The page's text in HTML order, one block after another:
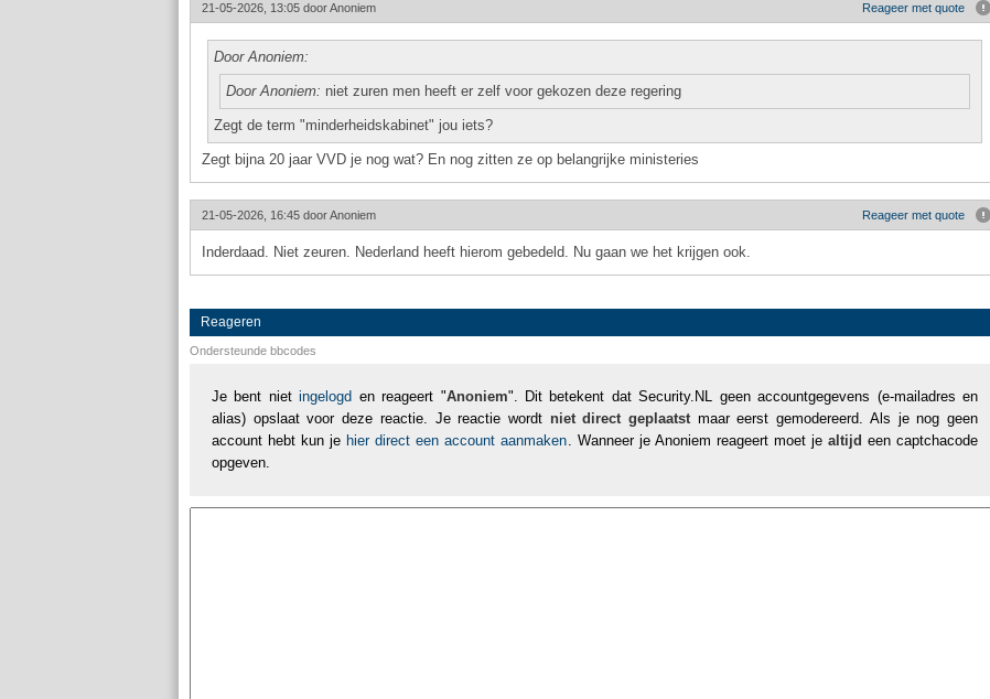
Reageer met quote
21-05-2026, 13:05 doorAnoniem
Door Anoniem:
Door Anoniem: niet zuren men heeft er zelf voor gekozen deze regering
Zegt de term "minderheidskabinet" jou iets?
Zegt bijna 20 jaar VVD je nog wat? En nog zitten ze op belangrijke ministeries
Reageer met quote
21-05-2026, 16:45 doorAnoniem
Inderdaad. Niet zeuren. Nederland heeft hierom gebedeld. Nu gaan we het krijgen ook.
Reageren
Ondersteunde bbcodes
Je bent nietingelogd en reageert "Anoniem". Dit betekent dat Security.NL geen accountgegevens (e-mailadres en
alias) opslaat voor deze reactie. Je reactie wordt niet direct geplaatstmaar eerst gemodereerd. Als je nog geen
account hebt kun je hier direct een account aanmaken. Wanneer je Anoniem reageert moet je altijd een captchacode
opgeven.